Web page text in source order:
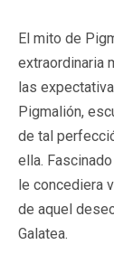
El mito de
extraordinaria
las
Pigmalión,
de tal
ella.
le concediera
de aquel
Galatea.